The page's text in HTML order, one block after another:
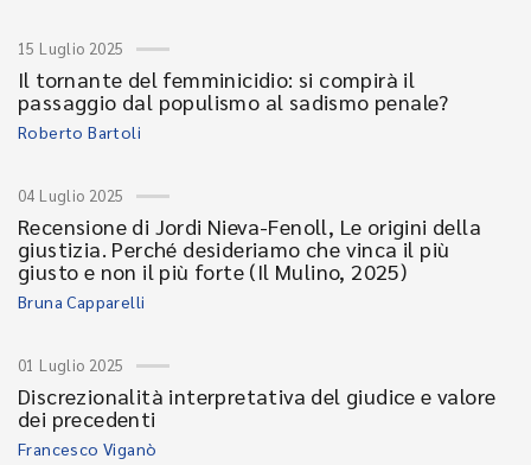
15 Luglio 2025
Il tornante del femminicidio: si compirà il
passaggio dal populismo al sadismo penale?
Roberto Bartoli
04 Luglio 2025
Recensione di Jordi Nieva-Fenoll, Le origini della
giustizia. Perché desideriamo che vinca il più
giusto e non il più forte (Il Mulino, 2025)
Bruna Capparelli
01 Luglio 2025
Discrezionalità interpretativa del giudice e valore
dei precedenti
Francesco Viganò